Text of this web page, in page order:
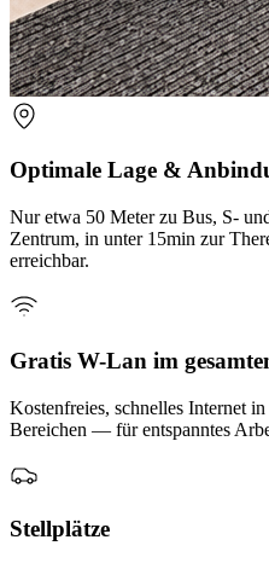
Optimale Lage &
Nur etwa 50 Meter zu Bus, S-
Zentrum, in unter 15min zur
erreichbar.
Gratis W-Lan im
Kostenfreies, schnelles Internet
Bereichen — für entspanntes
Stellplätze